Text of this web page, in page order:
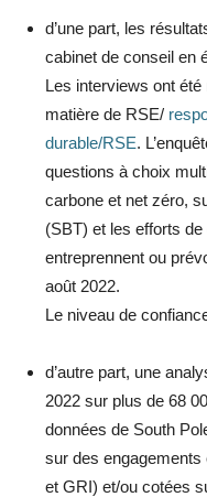
d’une part, les
cabinet de conseil en
Les interviews ont
matière de RSE/
durable/RSE.
questions à choix
carbone et net zéro,
(SBT) et les efforts
entreprennent ou
août 2022.
Le niveau de
d’autre part, une
2022 sur plus de 68
données de South
sur des
et GRI) et/ou cotées